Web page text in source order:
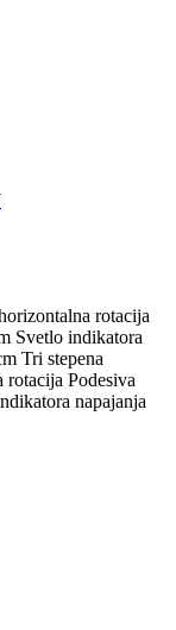
rotacija
Svetlo indikatora
Tri stepena
rotacija Podesiva
napajanja